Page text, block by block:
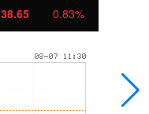
38.65 0.83%